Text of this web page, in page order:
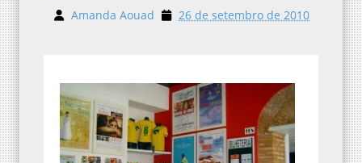
Amanda Aouad 26 de setembro de 2010